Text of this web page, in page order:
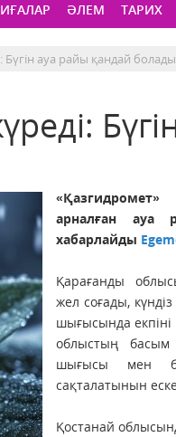
ӘЛЕМ ТАРИХ
Бүгін ауа райы қандай болады
арналған ауа
хабарлайды
Қарағанды
жел соғады,
шығысында екпіні
облыстың басым
шығысы мен
сақталатынын
Қостанай